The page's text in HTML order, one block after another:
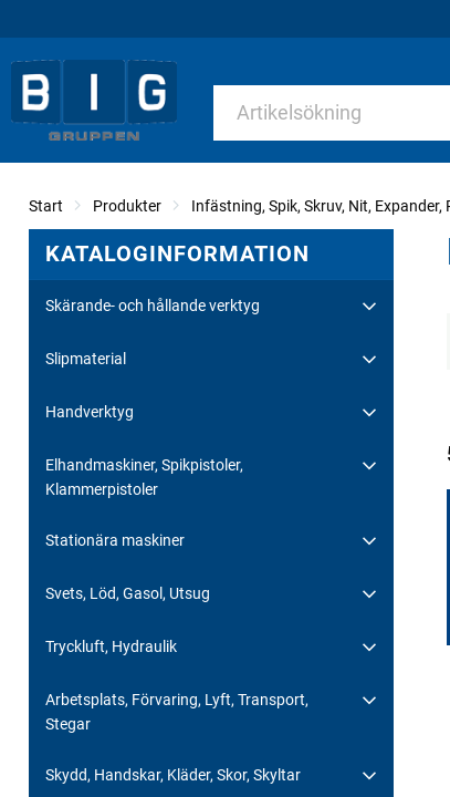
Start Produkter Infästning, Spik, Skruv, Nit, Expander,
KATALOGINFORMATION
Skärande- och hållande verktyg
Slipmaterial
Handverktyg
Elhandmaskiner, Spikpistoler,
Klammerpistoler
Stationära maskiner
Svets, Löd, Gasol, Utsug
Tryckluft, Hydraulik
Arbetsplats, Förvaring, Lyft, Transport,
Stegar
Skydd, Handskar, Kläder, Skor, Skyltar